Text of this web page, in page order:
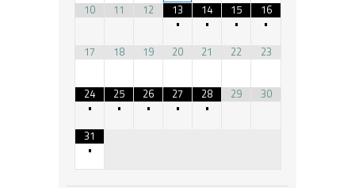
10 11 12
13
•
14
•
15
•
16
•
17
18 19 20 21 22 23
24
•
25
•
26
•
27
•
28
•
29 30
31
•